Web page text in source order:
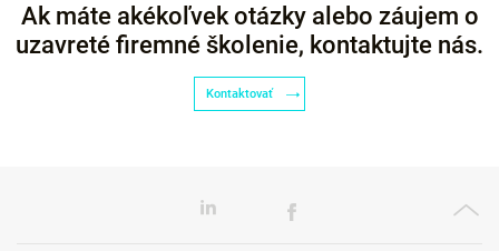
Ak máte akékoľvek otázky alebo záujem o
uzavreté firemné školenie, kontaktujte nás.
Kontaktovať